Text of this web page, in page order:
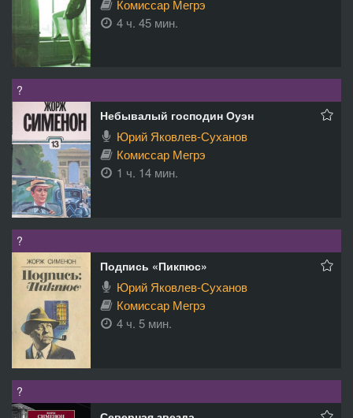
Комиссар Мегрэ
4 ч. 45 мин.
?
Небывалый господин Оуэн
Юрий Яковлев-Суханов
Комиссар Мегрэ
1 ч. 14 мин.
?
Подпись «Пикпюс»
Юрий Яковлев-Суханов
Комиссар Мегрэ
4 ч. 5 мин.
?